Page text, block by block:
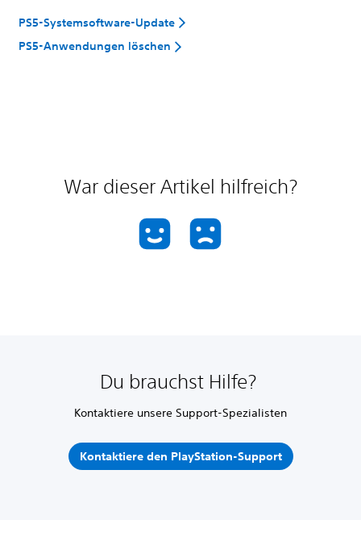
PS5-Systemsoftware-Update
PS5-Anwendungen löschen
War dieser Artikel hilfreich?
Du brauchst Hilfe?
Kontaktiere unsere Support-Spezialisten
Kontaktiere den PlayStation-Support